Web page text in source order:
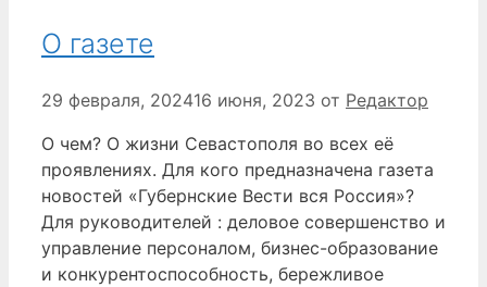
О газете
29 февраля, 202416 июня, 2023 от Редактор
О чем? О жизни Севастополя во всех её
проявлениях. Для кого предназначена газета
новостей «Губернские Вести вся Россия»?
Для руководителей : деловое совершенство и
управление персоналом, бизнес-образование
и конкурентоспособность, бережливое